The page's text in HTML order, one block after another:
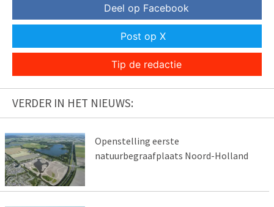
Deel op Facebook
Post op X
Tip de redactie
VERDER IN HET NIEUWS:
Openstelling eerste
natuurbegraafplaats Noord-Holland